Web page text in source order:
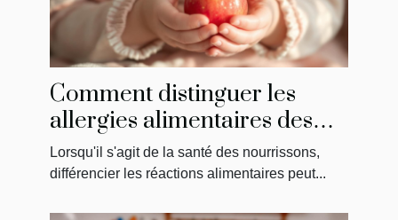
Comment distinguer les
allergies alimentaires des
intolérances chez les
nourrissons ?
Lorsqu'il s'agit de la santé des nourrissons,
différencier les réactions alimentaires peut...